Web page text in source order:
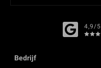
4,9/5
Bedrijf